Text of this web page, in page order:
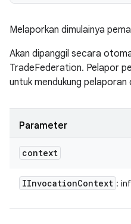
Melaporkan dimulainya
Akan dipanggil secara
TradeFederation. Pelapor
untuk mendukung
Parameter
context
IInvocationContext :